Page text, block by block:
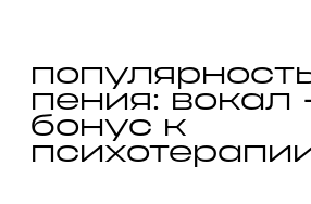
пения: вокал
бонус к